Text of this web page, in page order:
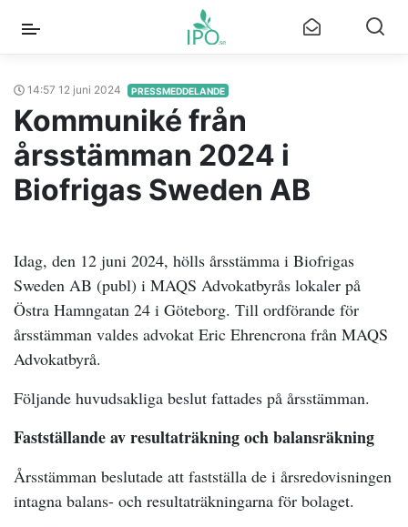
14:57 12 juni 2024 PRESSMEDDELANDE
Kommuniké från
årsstämman 2024 i
Biofrigas Sweden AB
Idag, den 12 juni 2024, hölls årsstämma i Biofrigas
Sweden AB (publ) i MAQS Advokatbyrås lokaler på
Östra Hamngatan 24 i Göteborg. Till ordförande för
årsstämman valdes advokat Eric Ehrencrona från MAQS
Advokatbyrå.
Följande huvudsakliga beslut fattades på årsstämman.
Fastställande av resultaträkning och balansräkning
Årsstämman beslutade att fastställa de i årsredovisningen
intagna balans- och resultaträkningarna för bolaget.